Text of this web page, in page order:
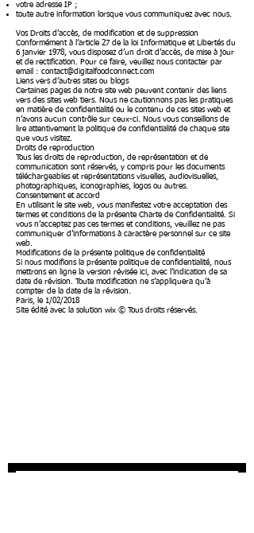
votre adresse IP ;
toute autre information lorsque vous communiquez avec nous.
Vos Droits d’accès, de modification et de suppression
Conformément à l’article 27 de la loi Informatique et Libertés du
6 janvier 1978, vous disposez d’un droit d’accès, de mise à jour
et de rectification. Pour ce faire, veuillez nous contacter par
email : contact@digitalfoodconnect.com
Liens vers d’autres sites ou blogs
Certaines pages de notre site web peuvent contenir des liens
vers des sites web tiers. Nous ne cautionnons pas les pratiques
en matière de confidentialité ou le contenu de ces sites web et
n’avons aucun contrôle sur ceux-ci. Nous vous conseillons de
lire attentivement la politique de confidentialité de chaque site
que vous visitez.
Droits de reproduction
Tous les droits de reproduction, de représentation et de
communication sont réservés, y compris pour les documents
téléchargeables et représentations visuelles, audiovisuelles,
photographiques, iconographies, logos ou autres.
Consentement et accord
En utilisant le site web, vous manifestez votre acceptation des
termes et conditions de la présente Charte de Confidentialité. Si
vous n’acceptez pas ces termes et conditions, veuillez ne pas
communiquer d’informations à caractère personnel sur ce site
web.
Modifications de la présente politique de confidentialité
Si nous modifions la présente politique de confidentialité, nous
mettrons en ligne la version révisée ici, avec l’indication de sa
date de révision. Toute modification ne s’appliquera qu’à
compter de la date de la révision.
Paris, le 1/02/2018
Site édité avec la solution wix © Tous droits réservés.